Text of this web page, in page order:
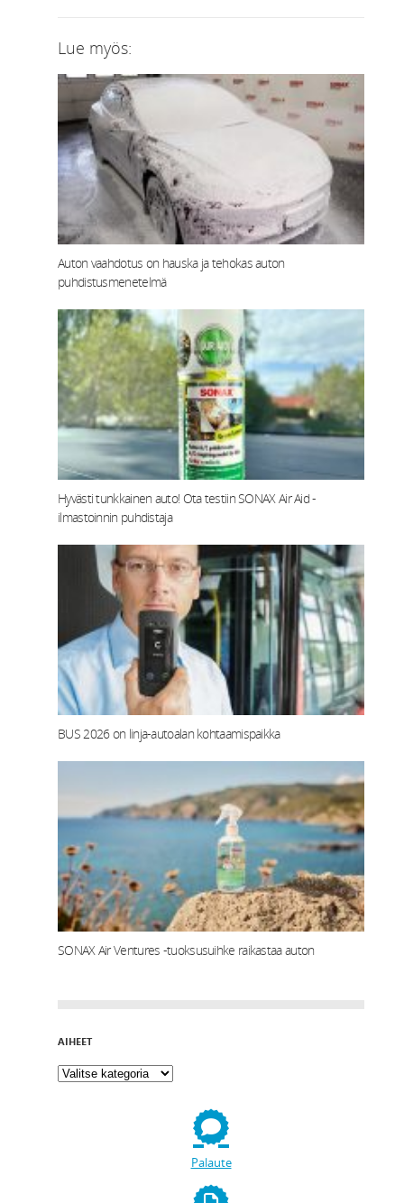
Lue myös:
Auton vaahdotus on hauska ja tehokas auton
puhdistusmenetelmä
Hyvästi tunkkainen auto! Ota testiin SONAX Air Aid -
ilmastoinnin puhdistaja
BUS 2026 on linja-autoalan kohtaamispaikka
SONAX Air Ventures -tuoksusuihke raikastaa auton
AIHEET
Palaute